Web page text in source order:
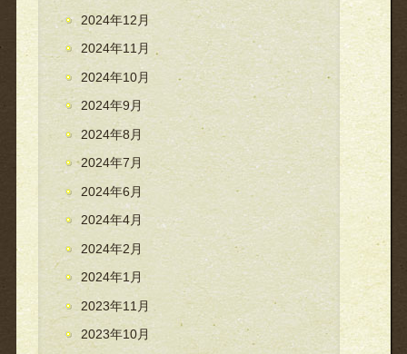
2024年12月
2024年11月
2024年10月
2024年9月
2024年8月
2024年7月
2024年6月
2024年4月
2024年2月
2024年1月
2023年11月
2023年10月